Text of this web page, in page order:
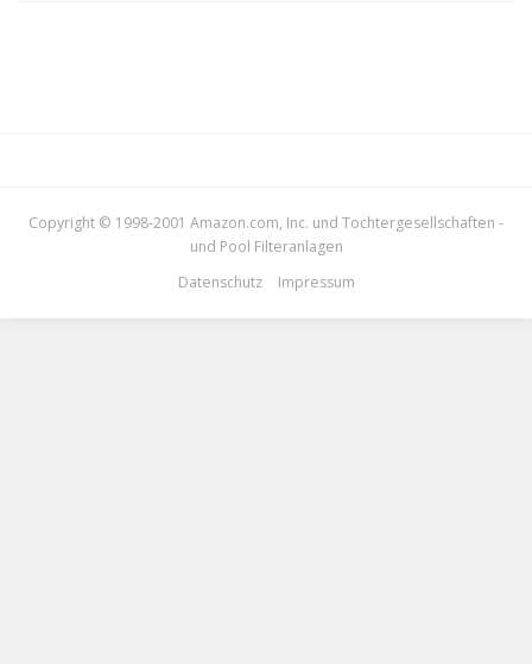
Copyright © 1998-2001 Amazon.com, Inc. und Tochtergesellschaften -
und Pool Filteranlagen
Datenschutz
Impressum